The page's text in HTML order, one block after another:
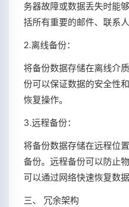
务器故障或数据丢失时能
括所有重要的邮件、联系
2.离线备份：
将备份数据存储在离线介
份可以保证数据的安全性
恢复操作。
3.远程备份：
将备份数据存储在远程位
备份。远程备份可以防止
可以通过网络快速恢复数据
三、 冗余架构